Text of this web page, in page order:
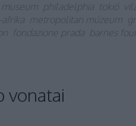
museum philadelphia tokió
metropolitan múzeum
fondazione prada barnes
vonatai